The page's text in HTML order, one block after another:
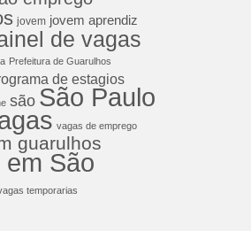
jovem jovem aprendiz
de vagas
Prefeitura de Guarulhos
de estagios
são São Paulo
vagas de emprego
guarulhos
em São
temporarias